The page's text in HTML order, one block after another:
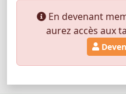
En devenant
aurez accès aux